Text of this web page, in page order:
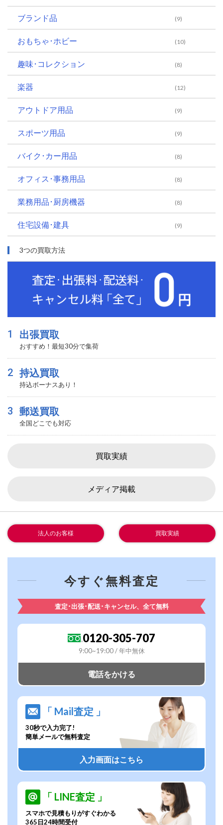
ブランド品 (9)
おもちゃ･ホビー (10)
趣味･コレクション (8)
楽器 (12)
アウトドア用品 (9)
スポーツ用品 (9)
バイク･カー用品 (8)
オフィス･事務用品 (8)
業務用品･厨房機器 (8)
住宅設備･建具 (9)
3つの買取方法
1 出張買取
おすすめ！最短30分で集荷
2 持込買取
持込ボーナスあり！
3 郵送買取
全国どこでも対応
買取実績
メディア掲載
法人のお客様 買取実績
今すぐ無料査定
査定･出張･配送･キャンセル、全て無料
0120-305-707
9:00~19:00 / 年中無休
電話をかける
「 Mail査定 」
30秒で入力完了!
簡単メールで無料査定
入力画面はこちら
「 LINE査定 」
スマホで見積もりがすぐわかる
365日24時間受付